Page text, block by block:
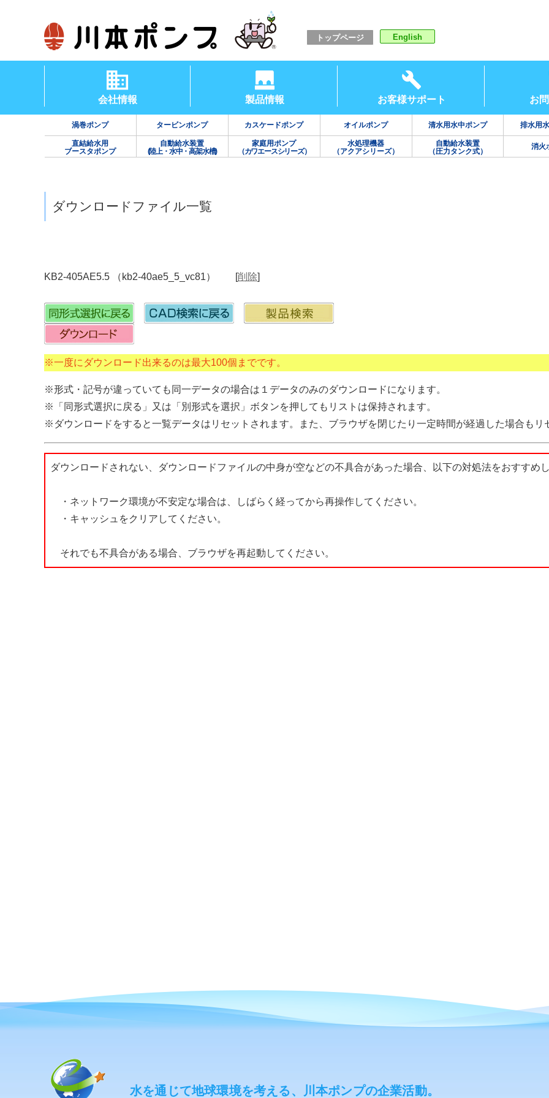
トップページ English
会社情報 製品情報 お客様サポート お
渦巻ポンプ タービンポンプ カスケードポンプ オイルポンプ 清水用水中ポンプ 排水用
直結給水用
ブースタポンプ
自動給水装置
(陸上・水中・高架水槽)
家庭用ポンプ
（カワエースシリーズ）
水処理機器
（アクアシリーズ）
自動給水装置
（圧力タンク式）
消火
ダウンロードファイル一覧
KB2-405AE5.5 （kb2-40ae5_5_vc81） [削除]
※一度にダウンロード出来るのは最大100個までです。
※形式・記号が違っていても同一データの場合は１データのみのダウンロードになります。
※「同形式選択に戻る」又は「別形式を選択」ボタンを押してもリストは保持されます。
※ダウンロードをすると一覧データはリセットされます。また、ブラウザを閉じたり一定時間が経過した場合もリ
ダウンロードされない、ダウンロードファイルの中身が空などの不具合があった場合、以下の対処法をおすすめし
・ネットワーク環境が不安定な場合は、しばらく経ってから再操作してください。
・キャッシュをクリアしてください。
それでも不具合がある場合、ブラウザを再起動してください。
水を通じて地球環境を考える、川本ポンプの企業活動。